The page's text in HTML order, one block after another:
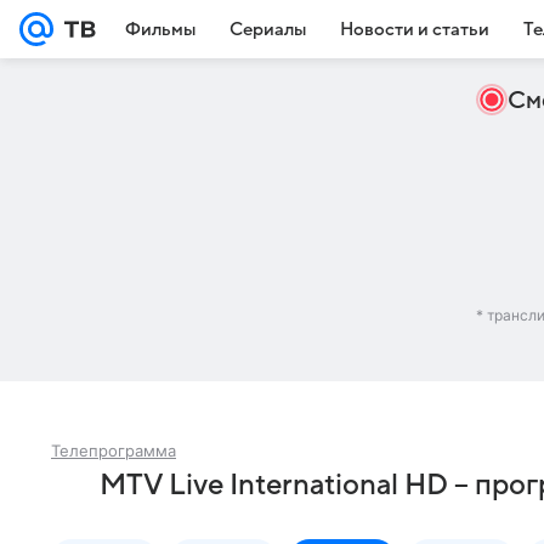
Фильмы Сериалы Новости и статьи
*
Телепрограмма
MTV Live International HD –